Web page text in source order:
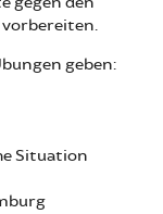
geben:
Situation